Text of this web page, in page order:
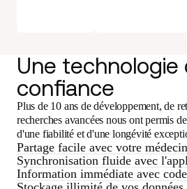
Une technologie
confiance
Plus de 10 ans de développement, de
recherches avancées nous ont permis
d'une fiabilité et d'une longévité
Partage facile avec votre médecin
Synchronisation fluide avec
Information immédiate avec